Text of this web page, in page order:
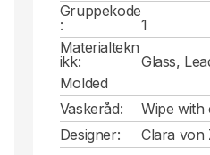
Gruppekode
:
1
Materialtekn
ikk:
Glass,
Molded
Vaskeråd:
Wipe with
Designer:
Clara von